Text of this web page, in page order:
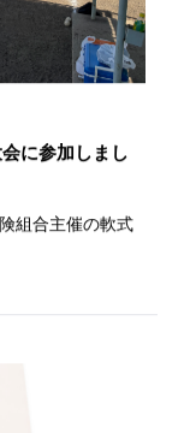
に参加しまし
組合主催の軟式